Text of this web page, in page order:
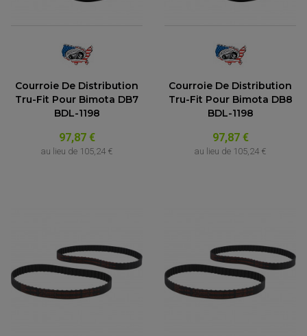
Courroie De Distribution
Tru-Fit Pour Bimota DB7
BDL-1198
97,87 €
au lieu de 105,24 €
Courroie De Distribution
Tru-Fit Pour Bimota DB8
BDL-1198
97,87 €
au lieu de 105,24 €